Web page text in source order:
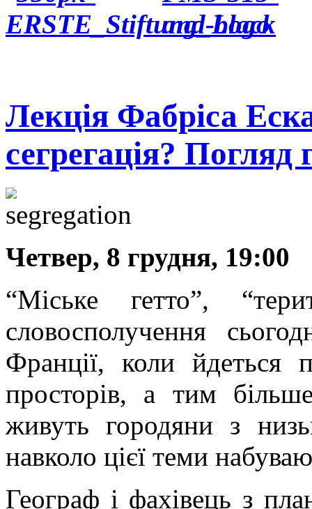
Лекція Фабріса
сегрегація? Погляд
Четвер, 8 грудня, 19:00
“Міське гетто”,
словосполучення
Франції, коли йдеться
просторів, а тим
живуть городяни з
навколо цієї теми
Географ і фахівець з